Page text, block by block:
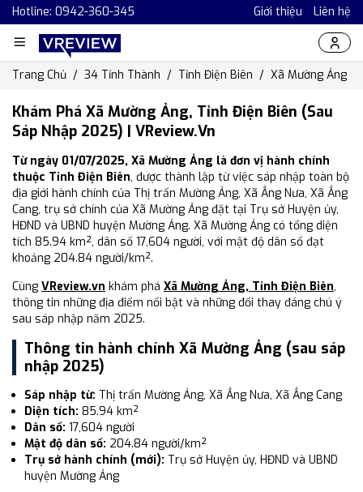
Hotline: 0942-360-345 Giới thiệu Liên hệ
Trang Chủ 34 Tỉnh Thành Tỉnh Điện Biên Xã Mường Ảng
Khám Phá Xã Mường Ảng, Tỉnh Điện Biên (Sau
Sáp Nhập 2025) | VReview.vn
Từ ngày 01/07/2025, Xã Mường Ảng là đơn vị hành chính
thuộc Tỉnh Điện Biên, được thành lập từ việc sáp nhập toàn bộ
địa giới hành chính của Thị trấn Mường Ảng, Xã Ẳng Nưa, Xã Ẳng
Cang, trụ sở chính của Xã Mường Ảng đặt tại Trụ sở Huyện ủy,
HĐND và UBND huyện Mường Ảng. Xã Mường Ảng có tổng diện
tích 85.94 km², dân số 17,604 người, với mật độ dân số đạt
khoảng 204.84 người/km².
Cùng VReview.vn khám phá Xã Mường Ảng, Tỉnh Điện Biên,
thông tin những địa điểm nổi bật và những đổi thay đáng chú ý
sau sáp nhập năm 2025.
Thông tin hành chính Xã Mường Ảng (sau sáp
nhập 2025)
Sáp nhập từ: Thị trấn Mường Ảng, Xã Ẳng Nưa, Xã Ẳng Cang
Diện tích: 85.94 km²
Dân số: 17,604 người
Mật độ dân số: 204.84 người/km²
Trụ sở hành chính (mới): Trụ sở Huyện ủy, HĐND và UBND
huyện Mường Ảng